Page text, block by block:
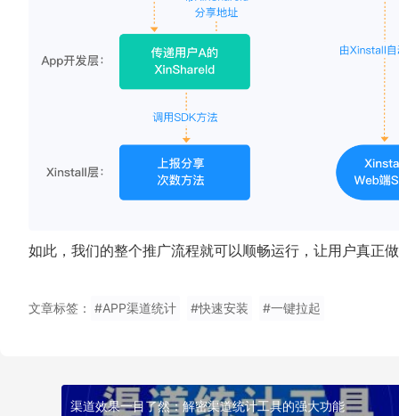
如此，我们的整个推广流程就可以顺畅运行，让用户真正
文章标签： #APP渠道统计 #快速安装 #一键拉起
渠道效果一目了然：解密渠道统计工具的强大功能